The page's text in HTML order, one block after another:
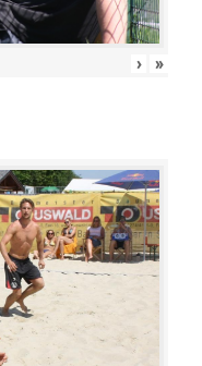
› »